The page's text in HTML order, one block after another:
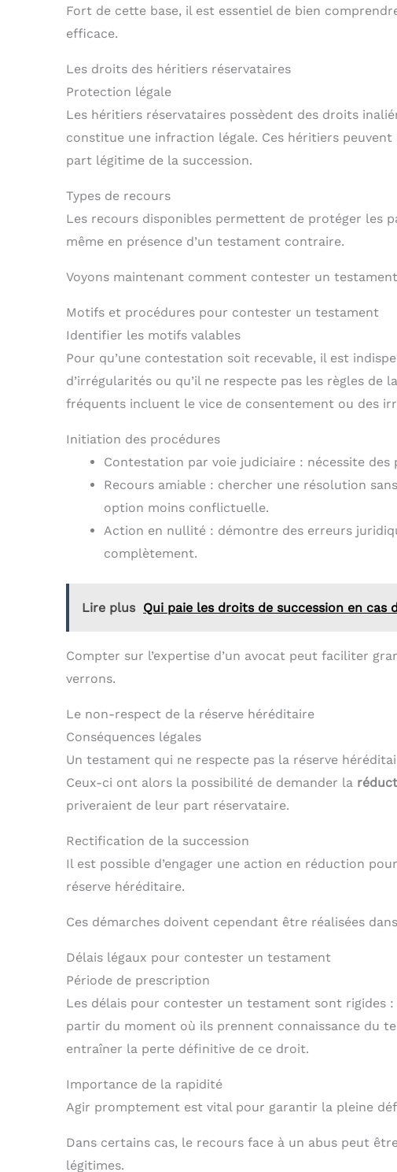
Fort de cette base, il est essentiel de bien
efficace.
Les droits des héritiers réservataires
Protection légale
Les héritiers réservataires possèdent des droits
constitue une infraction légale. Ces héritiers
part légitime de la succession.
Types de recours
Les recours disponibles permettent de protéger les
même en présence d’un testament contraire.
Voyons maintenant comment contester un
Motifs et procédures pour contester un testament
Identifier les motifs valables
Pour qu’une contestation soit recevable, il est
d’irrégularités ou qu’il ne respecte pas les règles de
fréquents incluent le vice de consentement ou des
Initiation des procédures
Contestation par voie judiciaire : nécessite
Recours amiable : chercher une résolution
option moins conflictuelle.
Action en nullité : démontre des erreurs
complètement.
Lire plus Qui paie les droits de succession en cas
Compter sur l’expertise d’un avocat peut faciliter
verrons.
Le non-respect de la réserve héréditaire
Conséquences légales
Un testament qui ne respecte pas la réserve
Ceux-ci ont alors la possibilité de demander la
priveraient de leur part réservataire.
Rectification de la succession
Il est possible d’engager une action en réduction
réserve héréditaire.
Ces démarches doivent cependant être réalisées
Délais légaux pour contester un testament
Période de prescription
Les délais pour contester un testament sont rigides
partir du moment où ils prennent connaissance du
entraîner la perte définitive de ce droit.
Importance de la rapidité
Agir promptement est vital pour garantir la pleine
Dans certains cas, le recours face à un abus peut
légitimes.